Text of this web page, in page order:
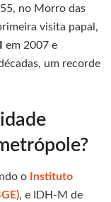
no Morro das
visita papal,
em 2007 e
um recorde
o
Instituto
, e IDH-M de